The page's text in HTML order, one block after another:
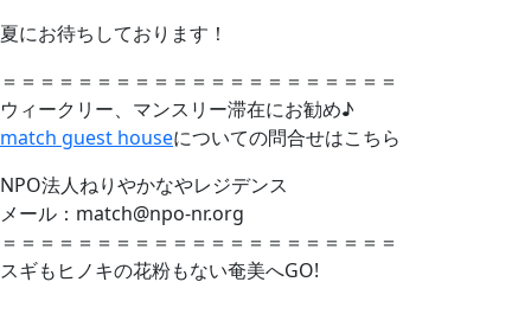
夏にお待ちしております！
＝＝＝＝＝＝＝＝＝＝＝＝＝＝＝＝＝＝＝＝＝
ウィークリー、マンスリー滞在にお勧め♪
match guest houseについての問合せはこちら
NPO法人ねりやかなやレジデンス
メール：match@npo-nr.org
＝＝＝＝＝＝＝＝＝＝＝＝＝＝＝＝＝＝＝＝＝
スギもヒノキの花粉もない奄美へGO!